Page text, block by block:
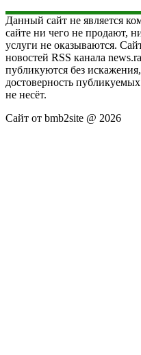
Данный сайт не является
сайте ни чего не продают,
услуги не оказываются.
новостей RSS канала
публикуются без искажения,
достоверность
не несёт.
Сайт от bmb2site @ 2026